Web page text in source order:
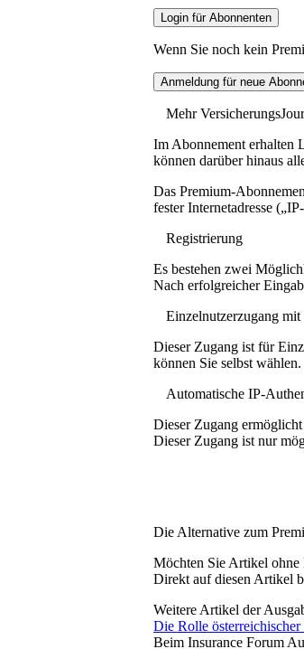
Wenn Sie noch kein
Mehr
Im Abonnement erhalten
können darüber hinaus
Das Premium-
fester Internetadresse
Registrierung
Es bestehen zwei
Nach erfolgreicher
Einzelnutzerzugang mit
Dieser Zugang ist für
können Sie selbst wählen.
Automatische IP-
Dieser Zugang
Dieser Zugang ist nur
Die Alternative zum
Möchten Sie Artikel ohne
Direkt auf diesen Artikel
Weitere Artikel der
Die Rolle
Beim Insurance Forum